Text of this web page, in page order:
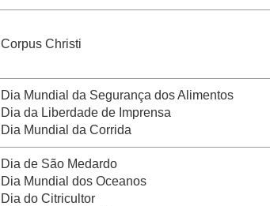
Corpus Christi
Dia Mundial da Segurança dos Alimentos
Dia da Liberdade de Imprensa
Dia Mundial da Corrida
Dia de São Medardo
Dia Mundial dos Oceanos
Dia do Citricultor